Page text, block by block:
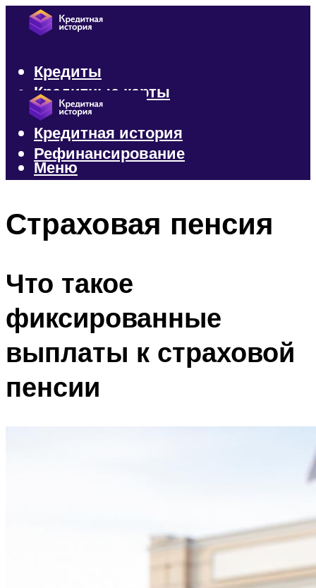
Кредиты
Кредитные карты
Микрозаймы
Кредитная история
Рефинансирование
Меню
Страховая пенсия
Что такое
фиксированные
выплаты к страховой
пенсии